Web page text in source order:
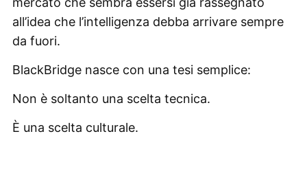
all’idea che l’intelligenza debba arrivare sempre
da fuori.
BlackBridge nasce con una tesi semplice:
Non è soltanto una scelta tecnica.
È una scelta culturale.